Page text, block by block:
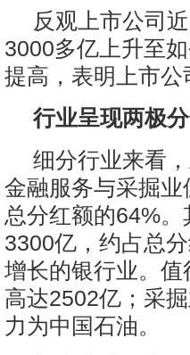
反观上市公司
3000多亿上升至
提高，表明上市
行业呈现两极
细分行业来看
金融服务与采掘
总分红额的64%
3300亿，约占总
增长的银行业。
高达2502亿；采
力为中国石油。